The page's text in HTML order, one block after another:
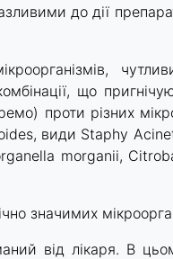
до дії
що
проти різних
види Staphy
morganii,
значимих
від лікаря. В